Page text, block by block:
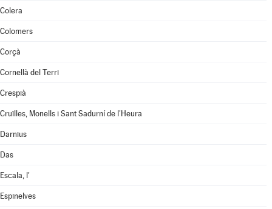
Colera
Colomers
Corçà
Cornellà del Terri
Crespià
Cruïlles, Monells i Sant Sadurní de l'Heura
Darnius
Das
Escala, l'
Espinelves